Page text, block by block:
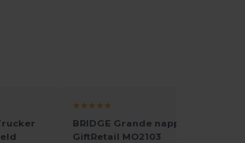
★★★★★
BRIDGE Grande nappe 280x210
GiftRetail MO2103